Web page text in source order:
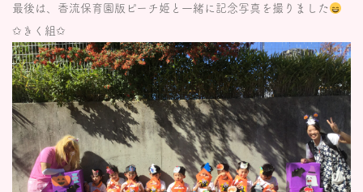
最後は、香流保育園版ピーチ姫と一緒に記念写真を撮りました
✩きく組✩